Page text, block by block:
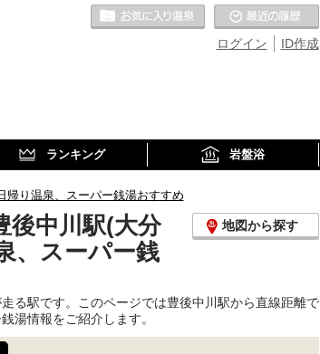
ID作成
ログイン
お気に入りの温泉
ランキング 岩盤浴
帰り温泉、スーパー銭湯おすすめ
後中川駅(大分
、スーパー銭
地図から探す
る駅です。このページでは豊後中川駅から直線距離で
湯情報をご紹介します。